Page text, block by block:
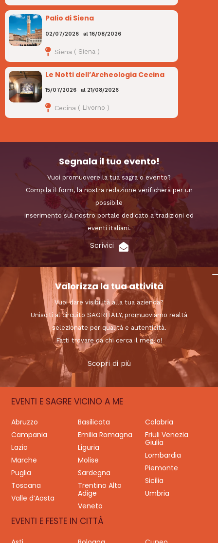
Palio di Siena
02/07/2026 al16/08/2026
Siena ( Siena )
Le Notti dell’Archeologia Cecina
15/07/2026 al 21/08/2026
Cecina ( Livorno )
Segnala il tuo evento!
Vuoi promuovere la tua sagra o evento?
Compila il form, la nostra redazione verificherà per un
possibile
inserimento sul nostro portale dedicato a tradizioni ed
eventi italiani.
Scrivici
Valorizza la tua attività
Vuoi dare visibilità alla tua azienda?
Unisciti al circuito SAGRITALY, promuoviamo realtà
selezionate per qualità e autenticità.
Fatti trovare da chi cerca il meglio!
Scopri di più
EVENTI E SAGRE VICINO A ME
Abruzzo Basilicata
Calabria
Campania
Emilia Romagna
Friuli Venezia
Giulia
Lazio
Liguria
Lombardia
Marche
Molise
Piemonte
Puglia
Sardegna
Sicilia
Toscana
Trentino Alto
Adige
Umbria
Valle d’Aosta
Veneto
EVENTI E FESTE IN CITTÀ